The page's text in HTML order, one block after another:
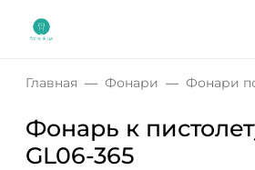
Главная Фонари Фонари
Фонарь к
GL06-365